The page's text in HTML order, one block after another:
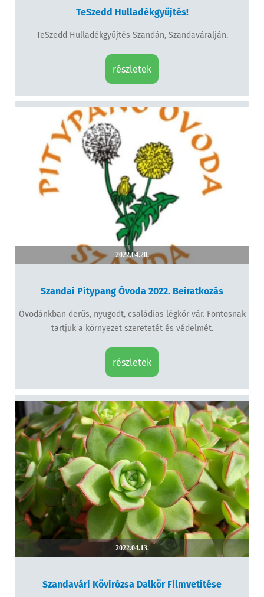
TeSzedd Hulladékgyűjtés!
TeSzedd Hulladékgyűjtés Szandán, Szandaváralján.
részletek
2022.04.20.
Szandai Pitypang Óvoda 2022. Beiratkozás
Óvodánkban derűs, nyugodt, családias légkör vár. Fontosnak
tartjuk a környezet szeretetét és védelmét.
részletek
2022.04.13.
Szandavári Kövirózsa Dalkör Filmvetítése